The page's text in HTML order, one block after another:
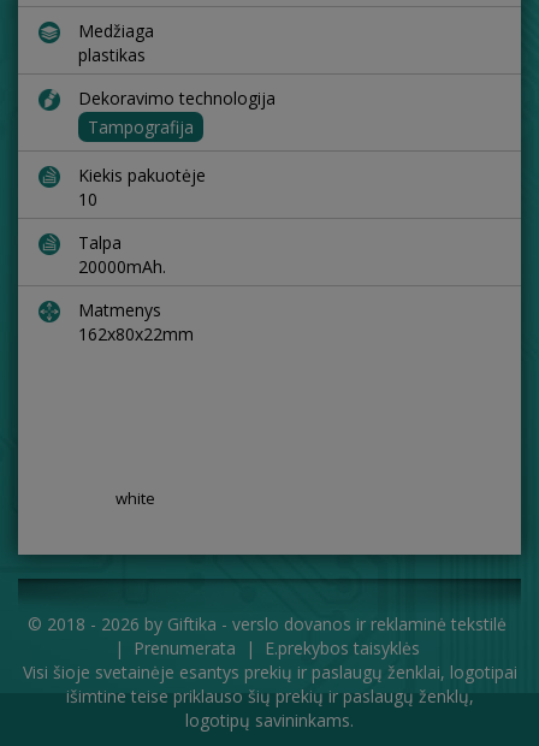
Medžiaga
plastikas
Dekoravimo technologija
Tampografija
Kiekis pakuotėje
10
Talpa
20000mAh.
Matmenys
162x80x22mm
white
© 2018 - 2026 by Giftika - verslo dovanos ir reklaminė tekstilė
|
Prenumerata |
E.prekybos taisyklės
Visi šioje svetainėje esantys prekių ir paslaugų ženklai, logotipai
išimtine teise priklauso šių prekių ir paslaugų ženklų,
logotipų savininkams.